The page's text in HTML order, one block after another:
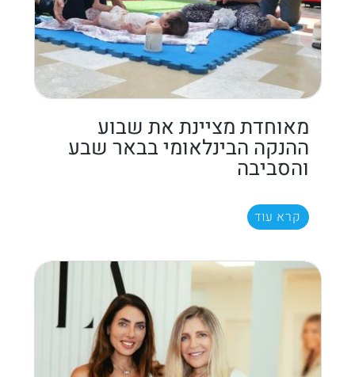
מאוחדת מציינת את שבוע
ההנקה הבינלאומי בבאר שבע
והסביבה
קרא עוד